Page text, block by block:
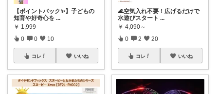
【ポイントバック✨】子どもの
知育や好奇心を ...
￥ 1,999
0 0 10
コレ いいね
🌊空気入れ不要！広げるだけで
水遊びスタート ...
￥ 4,090～
0 2 20
コレ いいね